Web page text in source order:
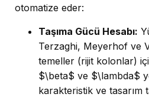
otomatize eder:
Taşıma Gücü Hesabı:
Terzaghi, Meyerhof ve
temeller (rijit kolonlar)
$\beta$ ve $\lambda$
karakteristik ve tasarım